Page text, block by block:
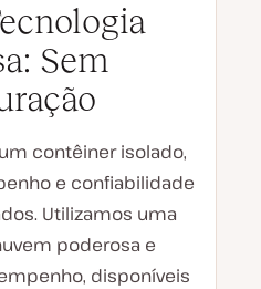
Sem
contêiner isolado,
e confiabilidade
Utilizamos uma
poderosa e
disponíveis